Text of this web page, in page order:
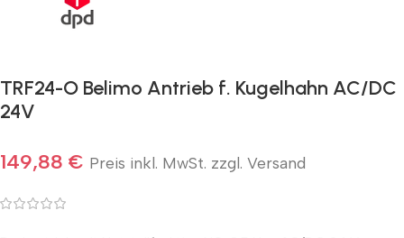
TRF24-O Belimo Antrieb f. Kugelhahn AC/DC
24V
149,88 € Preis inkl. MwSt. zzgl. Versand